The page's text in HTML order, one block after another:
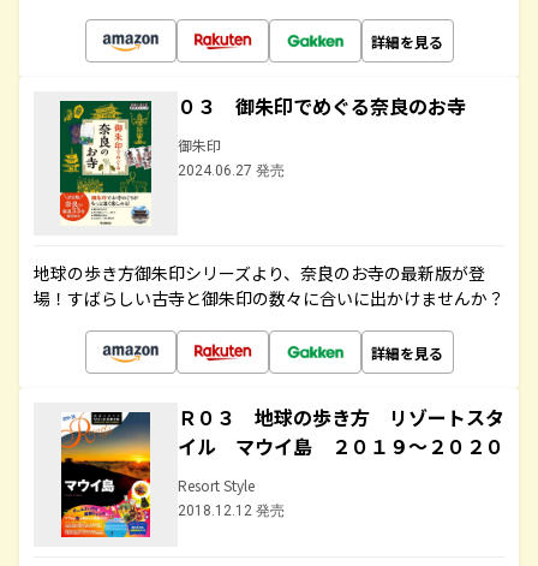
詳細を見る
０３ 御朱印でめぐる奈良のお寺
御朱印
2024.06.27 発売
地球の歩き方御朱印シリーズより、奈良のお寺の最新版が登
場！すばらしい古寺と御朱印の数々に合いに出かけませんか？
詳細を見る
Ｒ０３ 地球の歩き方 リゾートスタ
イル マウイ島 ２０１９～２０２０
Resort Style
2018.12.12 発売